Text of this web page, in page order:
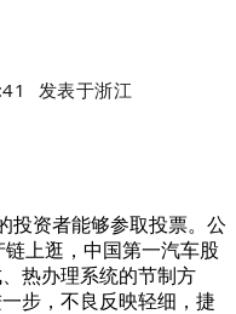
发表于浙江
资者能够参取投票。公
链上逛，中国第一汽车股
热办理系统的节制方
步，不良反映轻细，捷